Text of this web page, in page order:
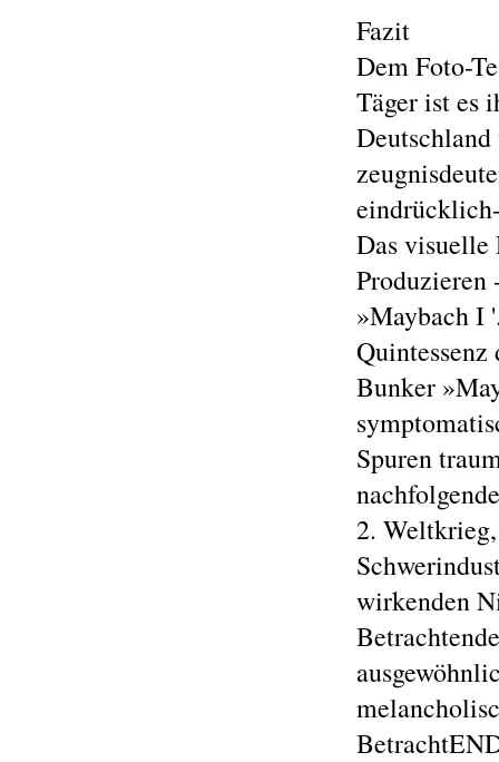
Fazit
Dem Foto-
Täger ist es
Das
Produzieren
»Maybach I
Bunker
Spuren
2.
wirkenden